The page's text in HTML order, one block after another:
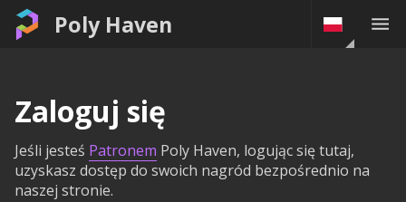
Poly Haven
Zaloguj się
Jeśli jesteś Patronem Poly Haven, logując się tutaj,
uzyskasz dostęp do swoich nagród bezpośrednio na
naszej stronie.